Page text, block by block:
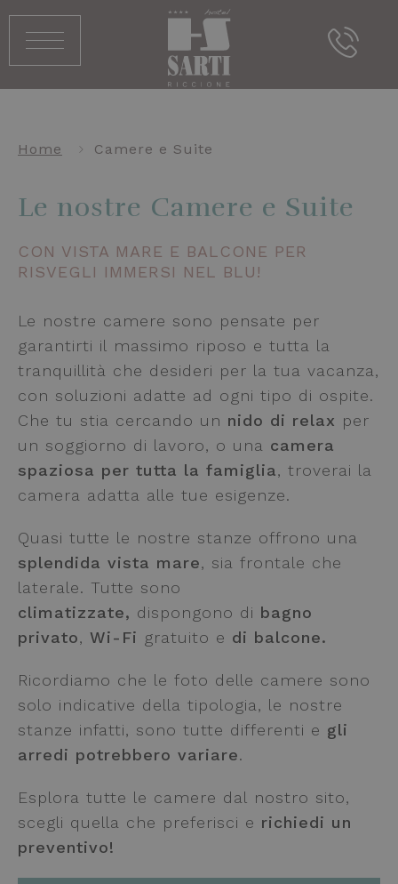
Home Camere e Suite
Le nostre Camere e Suite
CON VISTA MARE E BALCONE PER
RISVEGLI IMMERSI NEL BLU!
Le nostre camere sono pensate per
garantirti il massimo riposo e tutta la
tranquillità che desideri per la tua vacanza,
con soluzioni adatte ad ogni tipo di ospite.
Che tu stia cercando un nido di relax per
un soggiorno di lavoro, o una camera
spaziosa per tutta la famiglia, troverai la
camera adatta alle tue esigenze.
Quasi tutte le nostre stanze offrono una
splendida vista mare, sia frontale che
laterale. Tutte sono
climatizzate, dispongono di bagno
privato, Wi-Fi gratuito e di balcone.
Ricordiamo che le foto delle camere sono
solo indicative della tipologia, le nostre
stanze infatti, sono tutte differenti e gli
arredi potrebbero variare.
Esplora tutte le camere dal nostro sito,
scegli quella che preferisci e richiedi un
preventivo!